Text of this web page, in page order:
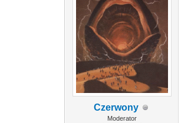
Czerwony
Moderator